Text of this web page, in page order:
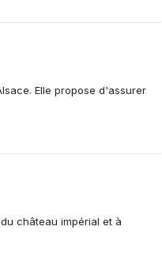
Elle propose d'assurer
château impérial et à